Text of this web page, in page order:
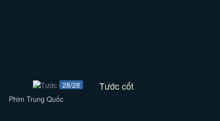
28/28 Tước cốt
Phim Trung Quốc